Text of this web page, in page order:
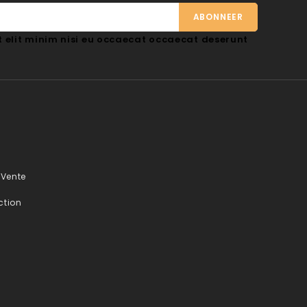
minim nisi eu occaecat occaecat deserunt